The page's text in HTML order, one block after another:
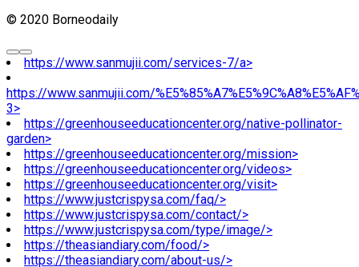
© 2020 Borneodaily
https://www.sanmujii.com/services-7/a>
https://www.sanmujii.com/
3>
https://greenhouseeducationcenter.org/native-pollinator-
garden>
https://greenhouseeducationcenter.org/mission>
https://greenhouseeducationcenter.org/videos>
https://greenhouseeducationcenter.org/visit>
https://www.justcrispysa.com/faq/>
https://www.justcrispysa.com/contact/>
https://www.justcrispysa.com/type/image/>
https://theasiandiary.com/food/>
https://theasiandiary.com/about-us/>